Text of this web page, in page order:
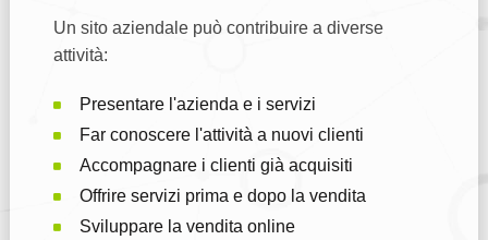
Un sito aziendale può contribuire a diverse
attività:
Presentare l'azienda e i servizi
Far conoscere l'attività a nuovi clienti
Accompagnare i clienti già acquisiti
Offrire servizi prima e dopo la vendita
Sviluppare la vendita online